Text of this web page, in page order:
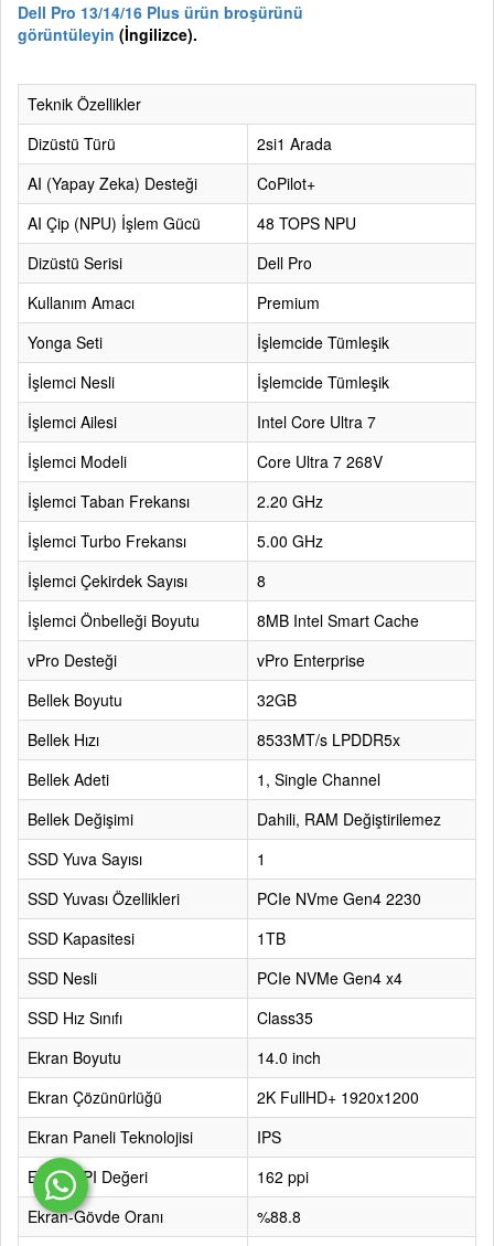
Dell Pro 13/14/16 Plus ürün broşürünü
görüntüleyin (İngilizce).
Teknik Özellikler
Dizüstü Türü
2si1 Arada
AI (Yapay Zeka) Desteği
CoPilot+
AI Çip (NPU) İşlem Gücü
48 TOPS NPU
Dizüstü Serisi
Dell Pro
Kullanım Amacı
Premium
Yonga Seti
İşlemcide Tümleşik
İşlemci Nesli
İşlemcide Tümleşik
İşlemci Ailesi
Intel Core Ultra 7
İşlemci Modeli
Core Ultra 7 268V
İşlemci Taban Frekansı
2.20 GHz
İşlemci Turbo Frekansı
5.00 GHz
İşlemci Çekirdek Sayısı
8
İşlemci Önbelleği Boyutu
8MB Intel Smart Cache
vPro Desteği
vPro Enterprise
Bellek Boyutu
32GB
Bellek Hızı
8533MT/s LPDDR5x
Bellek Adeti
1, Single Channel
Bellek Değişimi
Dahili, RAM Değiştirilemez
SSD Yuva Sayısı
1
SSD Yuvası Özellikleri
PCIe NVme Gen4 2230
SSD Kapasitesi
1TB
SSD Nesli
PCIe NVMe Gen4 x4
SSD Hız Sınıfı
Class35
Ekran Boyutu
14.0 inch
Ekran Çözünürlüğü
2K FullHD+ 1920x1200
Ekran Paneli Teknolojisi
IPS
Ekran PPI Değeri
162 ppi
Ekran-Gövde Oranı
%88.8